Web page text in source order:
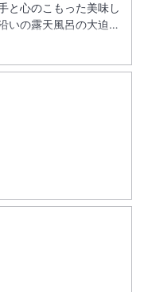
と心のこもった美味し
いの露天風呂の大迫力
。 また、訪れたい旅館
いただけました。有